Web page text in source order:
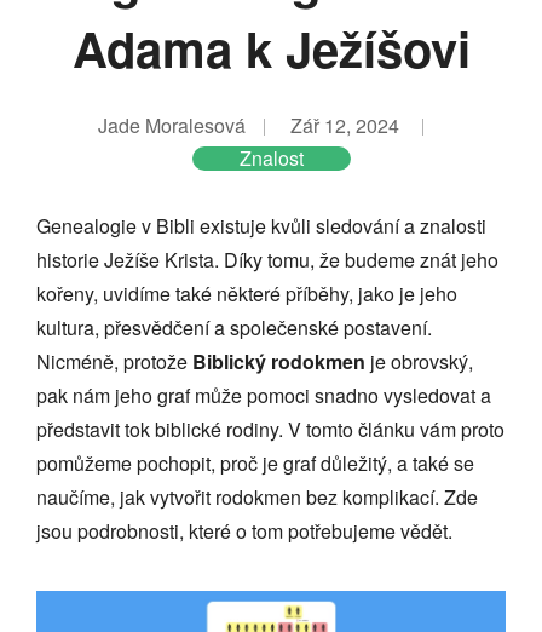
Adama k Ježíšovi
Jade Moralesová
Zář 12, 2024
Znalost
Genealogie v Bibli existuje kvůli sledování a znalosti
historie Ježíše Krista. Díky tomu, že budeme znát jeho
kořeny, uvidíme také některé příběhy, jako je jeho
kultura, přesvědčení a společenské postavení.
Nicméně, protože Biblický rodokmen je obrovský,
pak nám jeho graf může pomoci snadno vysledovat a
představit tok biblické rodiny. V tomto článku vám proto
pomůžeme pochopit, proč je graf důležitý, a také se
naučíme, jak vytvořit rodokmen bez komplikací. Zde
jsou podrobnosti, které o tom potřebujeme vědět.